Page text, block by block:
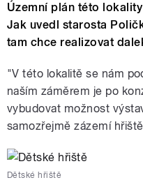
Územní plán této
Jak uvedl starosta
tam chce realizovat
"V této lokalitě se nám
naším záměrem je po
vybudovat možnost
samozřejmě zázemí
Dětské hřiště